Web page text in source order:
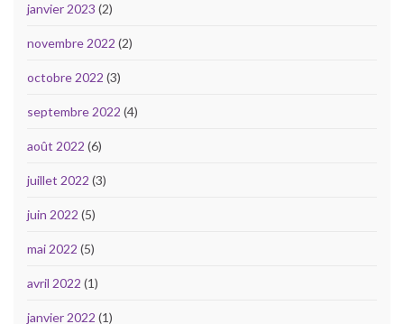
janvier 2023 (2)
novembre 2022 (2)
octobre 2022 (3)
septembre 2022 (4)
août 2022 (6)
juillet 2022 (3)
juin 2022 (5)
mai 2022 (5)
avril 2022 (1)
janvier 2022 (1)